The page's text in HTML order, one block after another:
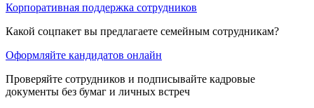
Корпоративная поддержка сотрудников
Какой соцпакет вы предлагаете семейным сотрудникам?
Оформляйте кандидатов онлайн
Проверяйте сотрудников и подписывайте кадровые
документы без бумаг и личных встреч